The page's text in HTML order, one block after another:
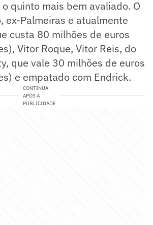
quinto mais bem avaliado. O
ex-Palmeiras e atualmente
custa 80 milhões de euros
Vitor Roque, Vitor Reis, do
que vale 30 milhões de euros
e empatado com Endrick.
CONTINUA
APÓS A
PUBLICIDADE